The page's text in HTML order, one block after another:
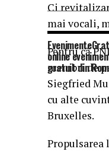
Ci
mai vocali,
Pentru că
membri de
Siegfried
cu alte
Bruxelles.
Propulsarea
online
gratuit din